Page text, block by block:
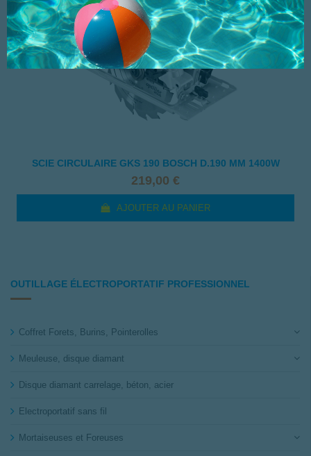
SCIE CIRCULAIRE GKS 190 BOSCH D.190 MM 1400W
219,00 €
AJOUTER AU PANIER
OUTILLAGE ÉLECTROPORTATIF PROFESSIONNEL
Coffret Forets, Burins, Pointerolles
Meuleuse, disque diamant
Disque diamant carrelage, béton, acier
Electroportatif sans fil
Mortaiseuses et Foreuses